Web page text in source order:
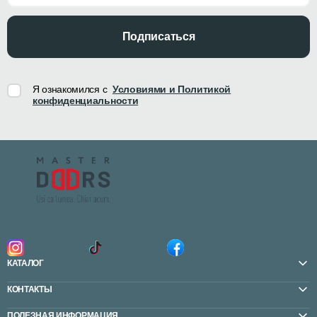
Подписаться
Я ознакомился с Условиями и Политикой
конфиденциальности
КАТАЛОГ
КОНТАКТЫ